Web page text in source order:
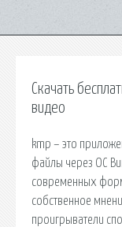
Скачать
видео
kmp – это
файлы через ОС
современных
собственное
проигрыватели